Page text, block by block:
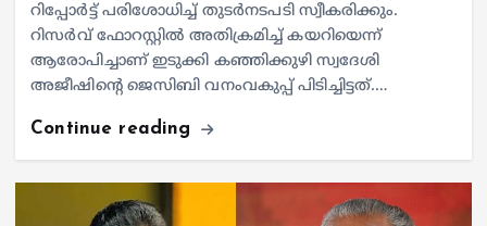
റിപ്പോര്‍ട്ട് പരിശോധിച്ച് തുടര്‍നടപടി സ്വീകരിക്കും.
റിസര്‍വ് ഫോറസ്റ്റില്‍ അതിക്രമിച്ച് കയറിയെന്ന്
ആരോപിച്ചാണ് ഇടുക്കി കഞ്ഞിക്കുഴി സ്വദേശി
അജീഷിന്റെ ജെസിബി വനംവകുപ്പ് പിടിച്ചിട്ടത്.…
Continue reading